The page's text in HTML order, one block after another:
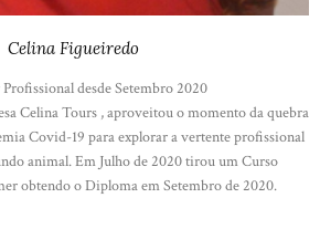
Celina Figueiredo
desde Setembro 2020
Celina Tours , aproveitou o momento da quebra
Covid-19 para explorar a vertente profissional
animal. Em Julho de 2020 tirou um Curso
obtendo o Diploma em Setembro de 2020.